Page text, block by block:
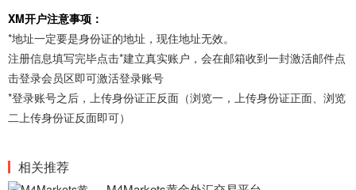
XM开户注意事项：
*地址一定要是身份证的地址，现住地址无效。
注册信息填写完毕点击*建立真实账户，会在邮箱收到一封激活邮件点
击登录会员区即可激活登录账号
*登录账号之后，上传身份证正反面（浏览一，上传身份证正面、浏览
二上传身份证反面即可）
相关推荐